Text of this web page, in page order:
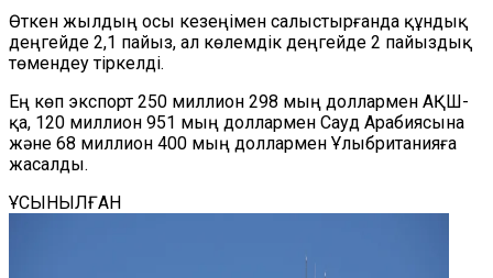
Өткен жылдың осы кезеңімен салыстырғанда құндық
деңгейде 2,1 пайыз, ал көлемдік деңгейде 2 пайыздық
төмендеу тіркелді.
Ең көп экспорт 250 миллион 298 мың доллармен АҚШ-
қа, 120 миллион 951 мың доллармен Сауд Арабиясына
және 68 миллион 400 мың доллармен Ұлыбританияға
жасалды.
ҰСЫНЫЛҒАН